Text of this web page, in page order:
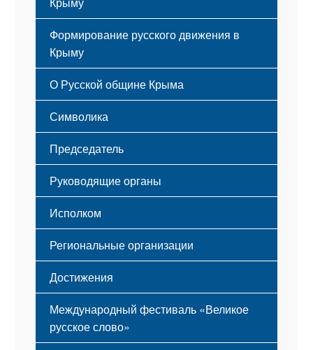
Формирование русского движения в
Крыму
Русский Крым
О Русской общине Крыма
Этапы становления
Принципы деятельности
Структура
Мероприятия
Символика
Флаг
Герб
Гимн
Председатель
Руководящие органы
Исполком
Региональные организации
Достижения
Международный фестиваль «Великое
русское слово»